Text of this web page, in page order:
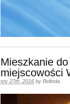
Mieszkanie
miejscowości
sty 27th, 2016 by Belinda